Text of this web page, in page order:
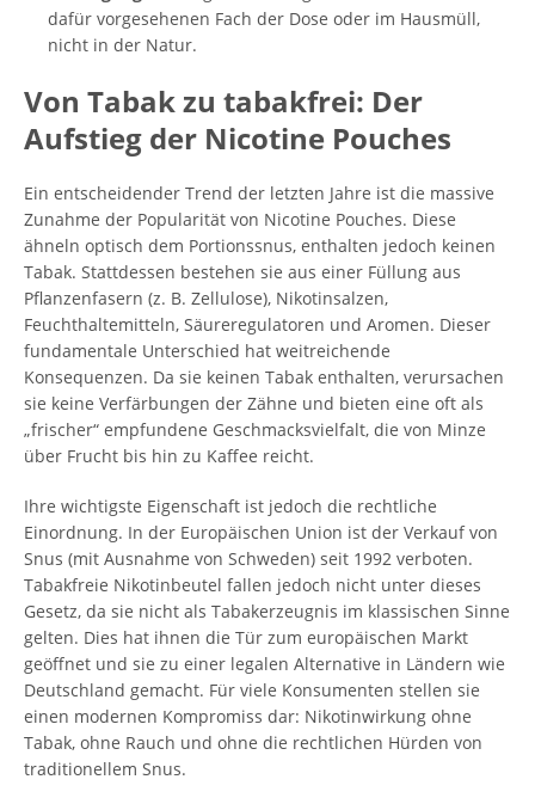
dafür vorgesehenen Fach der Dose oder im Hausmüll,
nicht in der Natur.
Von Tabak zu tabakfrei: Der
Aufstieg der Nicotine Pouches
Ein entscheidender Trend der letzten Jahre ist die massive
Zunahme der Popularität von Nicotine Pouches. Diese
ähneln optisch dem Portionssnus, enthalten jedoch keinen
Tabak. Stattdessen bestehen sie aus einer Füllung aus
Pflanzenfasern (z. B. Zellulose), Nikotinsalzen,
Feuchthaltemitteln, Säureregulatoren und Aromen. Dieser
fundamentale Unterschied hat weitreichende
Konsequenzen. Da sie keinen Tabak enthalten, verursachen
sie keine Verfärbungen der Zähne und bieten eine oft als
„frischer“ empfundene Geschmacksvielfalt, die von Minze
über Frucht bis hin zu Kaffee reicht.
Ihre wichtigste Eigenschaft ist jedoch die rechtliche
Einordnung. In der Europäischen Union ist der Verkauf von
Snus (mit Ausnahme von Schweden) seit 1992 verboten.
Tabakfreie Nikotinbeutel fallen jedoch nicht unter dieses
Gesetz, da sie nicht als Tabakerzeugnis im klassischen Sinne
gelten. Dies hat ihnen die Tür zum europäischen Markt
geöffnet und sie zu einer legalen Alternative in Ländern wie
Deutschland gemacht. Für viele Konsumenten stellen sie
einen modernen Kompromiss dar: Nikotinwirkung ohne
Tabak, ohne Rauch und ohne die rechtlichen Hürden von
traditionellem Snus.